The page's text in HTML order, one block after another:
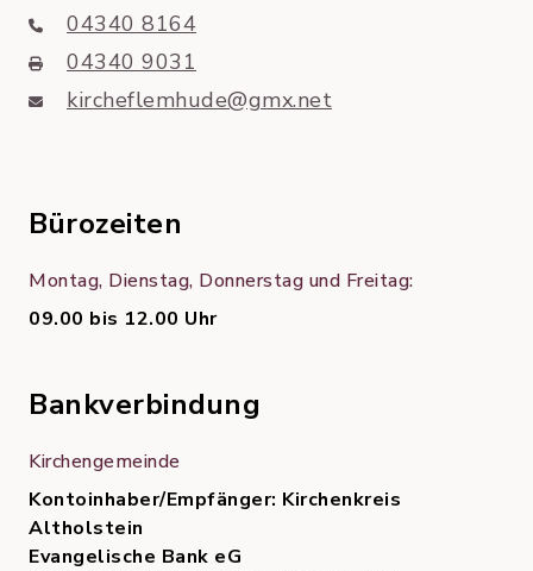
04340 8164
04340 9031
kircheflemhude@gmx.net
Bürozeiten
Montag, Dienstag, Donnerstag und Freitag:
09.00 bis 12.00 Uhr
Bankverbindung
Kirchengemeinde
Kontoinhaber/Empfänger: Kirchenkreis
Altholstein
Evangelische Bank eG